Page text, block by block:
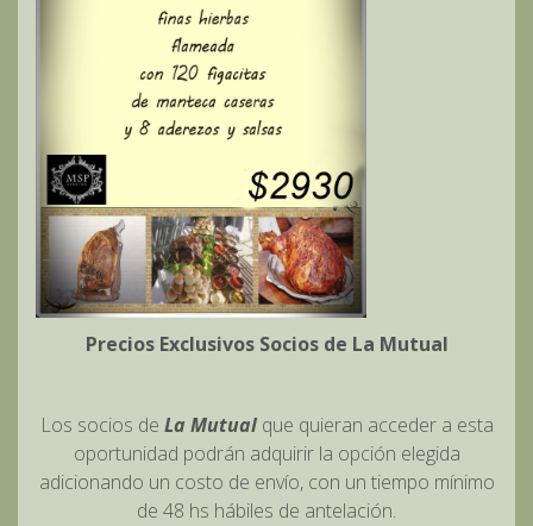
Precios Exclusivos Socios de La Mutual
Los socios de La Mutualque quieran acceder a esta
oportunidad podrán adquirir la opción elegida
adicionando un costo de envío, con un tiempo mínimo
de 48 hs hábiles de antelación.